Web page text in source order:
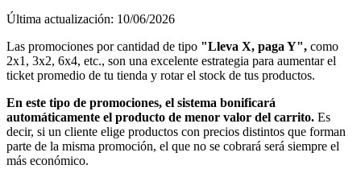
Última actualización: 10/06/2026
Las promociones por cantidad de tipo "Lleva X, paga Y", como
2x1, 3x2, 6x4, etc., son una excelente estrategia para aumentar el
ticket promedio de tu tienda y rotar el stock de tus productos.
En este tipo de promociones, el sistema bonificará
automáticamente el producto de menor valor del carrito. Es
decir, si un cliente elige productos con precios distintos que forman
parte de la misma promoción, el que no se cobrará será siempre el
más económico.